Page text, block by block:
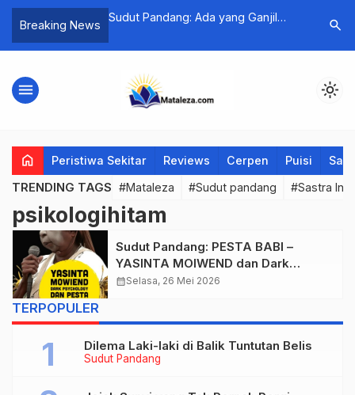
Breaking News
Sudut Pandang: Ada yang Ganjil
Perempuan
Sudut
search
menu light_mode
home Peristiwa Sekitar Reviews Cerpen Puisi
TRENDING TAGS #Mataleza #Sudut pandang #Sastra
psikologihitam
Sudut Pandang: PESTA BABI –
YASINTA MOIWEND dan Dark
Psychology Para Babi yang
calendar_monthSelasa, 26 Mei 2026
TERPOPULER
Sudut Pandang
Dilema Laki-laki di Balik Tuntutan Belis